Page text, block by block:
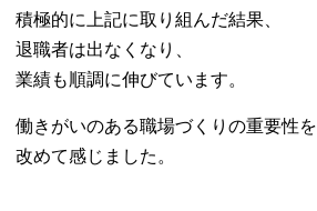
積極的に上記に取り組んだ結果、
退職者は出なくなり、
業績も順調に伸びています。
働きがいのある職場づくりの重要性を
改めて感じました。